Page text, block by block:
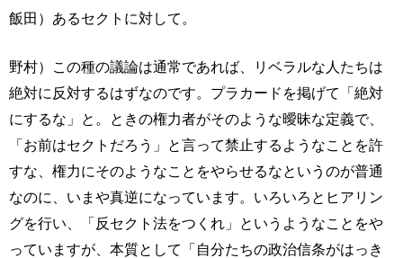
飯田）あるセクトに対して。
野村）この種の議論は通常であれば、リベラルな人たちは
絶対に反対するはずなのです。プラカードを掲げて「絶対
にするな」と。ときの権力者がそのような曖昧な定義で、
「お前はセクトだろう」と言って禁止するようなことを許
すな、権力にそのようなことをやらせるなというのが普通
なのに、いまや真逆になっています。いろいろとヒアリン
グを行い、「反セクト法をつくれ」というようなことをや
っていますが、本質として「自分たちの政治信条がはっき